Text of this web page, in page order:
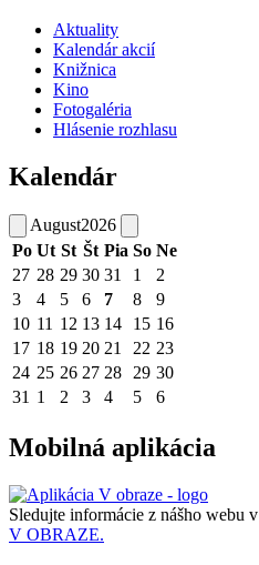
Aktuality
Kalendár akcií
Knižnica
Kino
Fotogaléria
Hlásenie rozhlasu
Kalendár
August2026
Po Ut St Št Pia So Ne
27 28 29 30 31 1
2
3
4 5 6 7 8
9
10 11 12 13 14 15 16
17 18 19 20 21 22 23
24 25 26 27 28 29 30
31 1 2 3 4 5 6
Mobilná aplikácia
Sledujte informácie z nášho webu v
V OBRAZE.